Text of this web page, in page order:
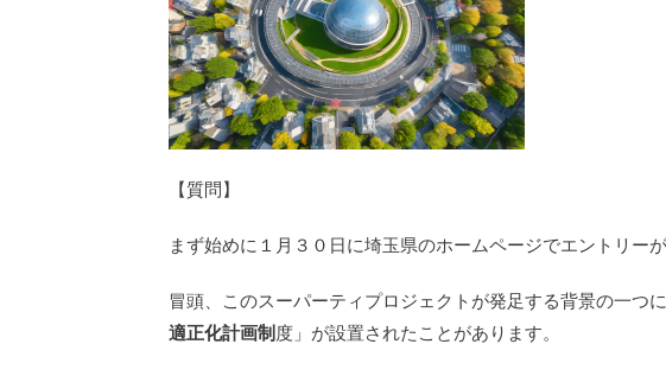
【質問】
まず始めに１月３０日に埼玉県のホームページでエントリー
冒頭、このスーパーティプロジェクトが発足する背景の一
適正化計画制度」が設置されたことがあります。